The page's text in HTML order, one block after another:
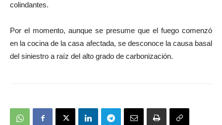
colindantes.
Por el momento, aunque se presume que el fuego comenzó
en la cocina de la casa afectada, se desconoce la causa basal
del siniestro a raíz del alto grado de carbonización.